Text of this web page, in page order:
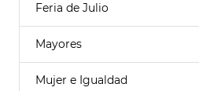
Feria de Julio
Mayores
Mujer e Igualdad